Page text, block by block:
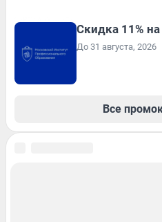
Скидка 11%
До 31 августа, 2026
Все